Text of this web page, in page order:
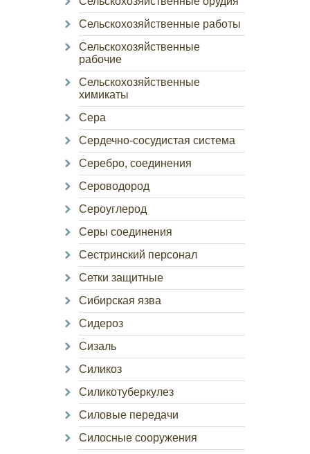
Сельскохозяйственные работы
Сельскохозяйственные
рабочие
Сельскохозяйственные
химикаты
Сера
Сердечно-сосудистая система
Серебро, соединения
Сероводород
Сероуглерод
Серы соединения
Сестринский персонал
Сетки защитные
Сибирская язва
Сидероз
Сизаль
Силикоз
Силикотуберкулез
Силовые передачи
Силосные сооружения